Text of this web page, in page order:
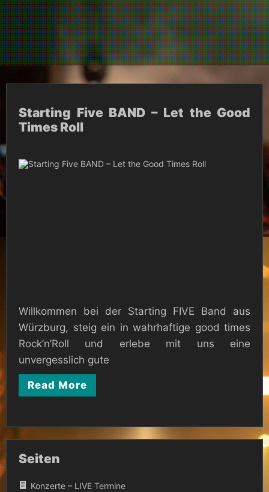
Starting Five BAND – Let the Good
Times Roll
Willkommen bei der Starting FIVE Band aus
Würzburg, steig ein in wahrhaftige good times
Rock’n’Roll und erlebe mit uns eine
unvergesslich gute
Read More
Seiten
Konzerte – LIVE Termine